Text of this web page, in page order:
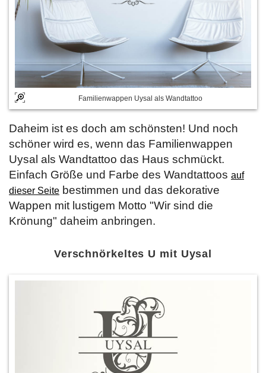
Familienwappen Uysal als Wandtattoo
Daheim ist es doch am schönsten! Und noch
schöner wird es, wenn das Familienwappen
Uysal als Wandtattoo das Haus schmückt.
Einfach Größe und Farbe des Wandtattoos auf
dieser Seite bestimmen und das dekorative
Wappen mit lustigem Motto "Wir sind die
Krönung" daheim anbringen.
Verschnörkeltes U mit Uysal